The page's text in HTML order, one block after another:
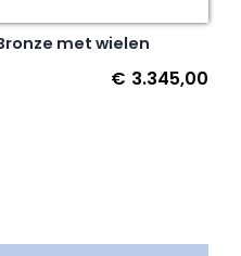
met wielen
€ 3.345,00